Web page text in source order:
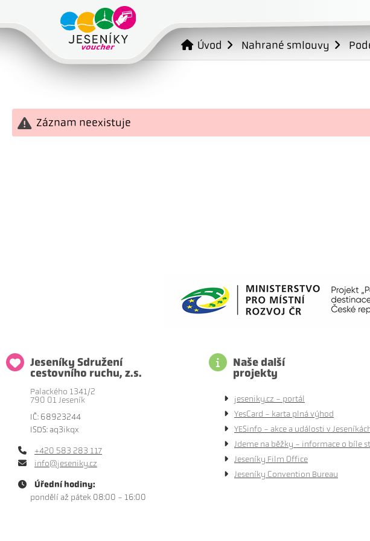
Úvod Nahrané smlouvy
Záznam neexistuje
Jeseníky Sdružení
cestovního ruchu, z.s.
Palackého 1341/2
790 01 Jeseník
IČ: 68923244
ISDS: aq3ikqx
+420 583 283 117
info@jeseniky.cz
Úřední hodiny:
pondělí až pátek 08:00 - 16:00
Naše další
projekty
jeseniky.cz - portál
YesCard - karta plná výhod
YESinfo - akce a události v
Jdeme na běžky - informace o bíle
Jeseníky Film Office
Jeseníky Convention Bureau